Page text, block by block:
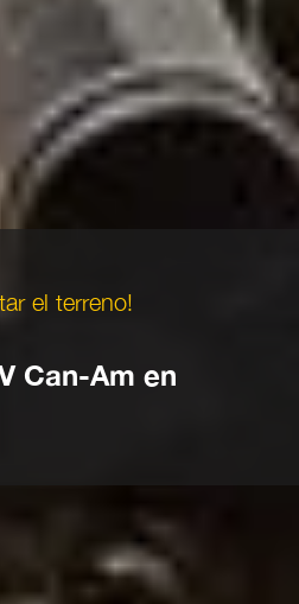
el terreno!
Can-Am en